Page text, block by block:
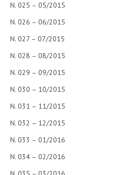
N. 025 – 05/2015
N. 026 – 06/2015
N. 027 – 07/2015
N. 028 – 08/2015
N. 029 – 09/2015
N. 030 – 10/2015
N. 031 – 11/2015
N. 032 – 12/2015
N. 033 – 01/2016
N. 034 – 02/2016